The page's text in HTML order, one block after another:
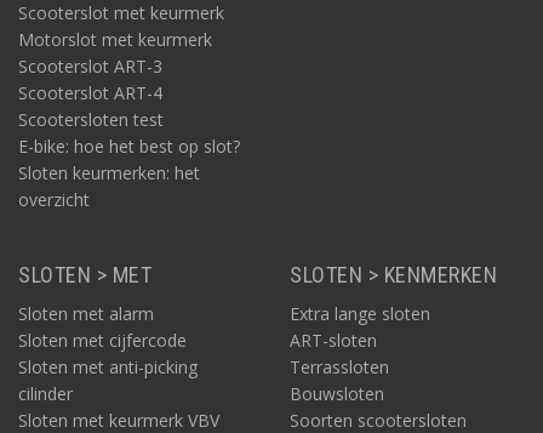
Scooterslot met keurmerk
Motorslot met keurmerk
Scooterslot ART-3
Scooterslot ART-4
Scootersloten test
E-bike: hoe het best op slot?
Sloten keurmerken: het
overzicht
SLOTEN > MET
Sloten met alarm
Sloten met cijfercode
Sloten met anti-picking
cilinder
Sloten met keurmerk VBV
SLOTEN > KENMERKEN
Extra lange sloten
ART-sloten
Terrassloten
Bouwsloten
Soorten scootersloten